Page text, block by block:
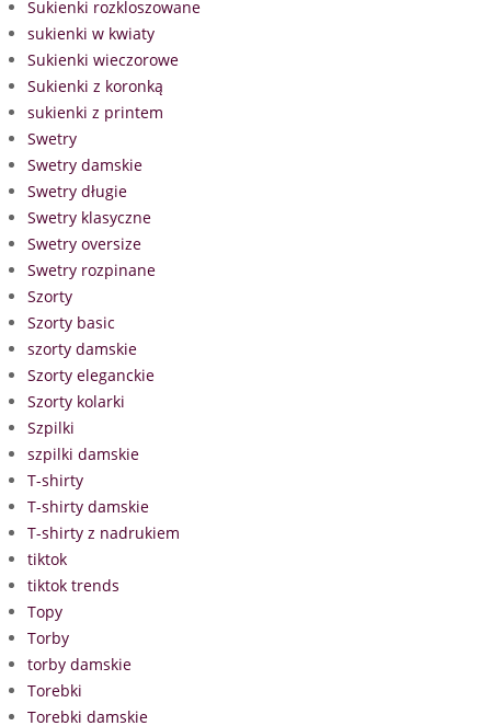
Sukienki rozkloszowane
sukienki w kwiaty
Sukienki wieczorowe
Sukienki z koronką
sukienki z printem
Swetry
Swetry damskie
Swetry długie
Swetry klasyczne
Swetry oversize
Swetry rozpinane
Szorty
Szorty basic
szorty damskie
Szorty eleganckie
Szorty kolarki
Szpilki
szpilki damskie
T-shirty
T-shirty damskie
T-shirty z nadrukiem
tiktok
tiktok trends
Topy
Torby
torby damskie
Torebki
Torebki damskie